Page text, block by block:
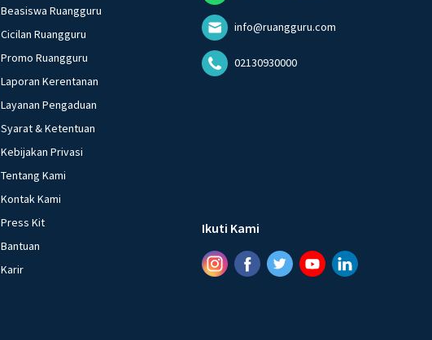
Beasiswa Ruangguru
Cicilan Ruangguru
Promo Ruangguru
Laporan Kerentanan
Layanan Pengaduan
Syarat & Ketentuan
Kebijakan Privasi
Tentang Kami
Kontak Kami
Press Kit
Bantuan
Karir
info@ruangguru.com
02130930000
Ikuti Kami